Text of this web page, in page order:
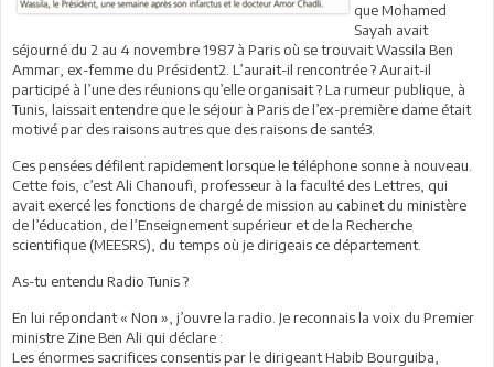
que Mohamed
Sayah avait
séjourné du 2 au 4 novembre 1987 à Paris où se trouvait Wassila Ben
Ammar, ex-femme du Président2. L’aurait-il rencontrée ? Aurait-il
participé à l’une des réunions qu’elle organisait ? La rumeur publique, à
Tunis, laissait entendre que le séjour à Paris de l’ex-première dame était
motivé par des raisons autres que des raisons de santé3.
Ces pensées défilent rapidement lorsque le téléphone sonne à nouveau.
Cette fois, c’est Ali Chanoufi, professeur à la faculté des Lettres, qui
avait exercé les fonctions de chargé de mission au cabinet du ministère
de l’éducation, de l’Enseignement supérieur et de la Recherche
scientifique (MEESRS), du temps où je dirigeais ce département.
As-tu entendu Radio Tunis ?
En lui répondant « Non », j’ouvre la radio. Je reconnais la voix du Premier
ministre Zine Ben Ali qui déclare :
Les énormes sacrifices consentis par le dirigeant Habib Bourguiba,